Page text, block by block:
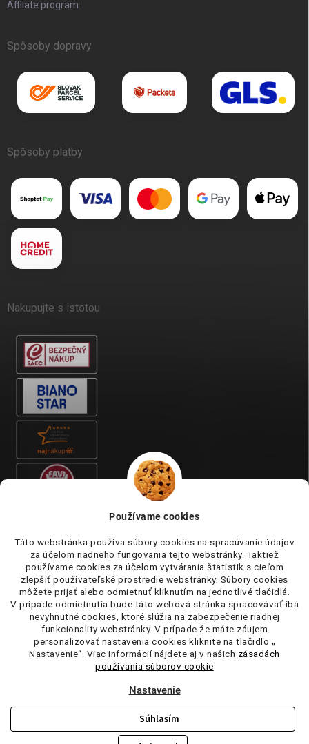
Používame cookies
Táto webstránka používa súbory cookies na spracúvanie údajov
za účelom riadneho fungovania tejto webstránky. Taktiež
používame cookies za účelom vytvárania štatistik s cieľom
zlepšiť používateľské prostredie webstránky. Súbory cookies
môžete prijať alebo odmietnuť kliknutím na jednotlivé tlačidlá.
V prípade odmietnutia bude táto webová stránka spracovávať iba
nevyhnutné cookies, ktoré slúžia na zabezpečenie riadnej
funkcionality webstránky. V prípade že máte záujem
personalizovať nastavenia cookies kliknite na tlačidlo „
Nastavenie“. Viac informácií nájdete aj v našich zásadách
používania súborov cookie
Nastavenie
Súhlasím
Affilate program
Spôsoby dopravy
Spôsoby platby
Nakupujte s istotou
. Všetky práva vyhradené.
cookies